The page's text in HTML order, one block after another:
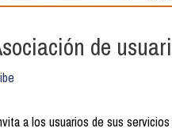
de
a los usuarios de sus